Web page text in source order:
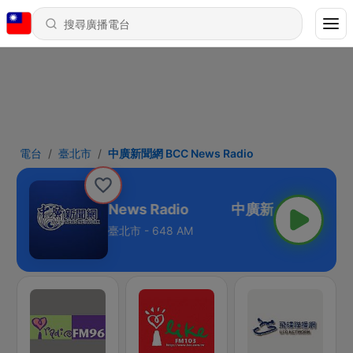
電台 臺北市 中廣新聞網 BCC News Radio
廣新聞網 BCC News Radio
臺北市 - 648 AM